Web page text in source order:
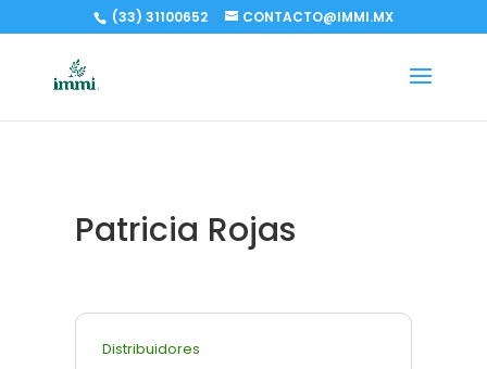
(33) 31100652 CONTACTO@IMMI.MX
Patricia Rojas
Distribuidores